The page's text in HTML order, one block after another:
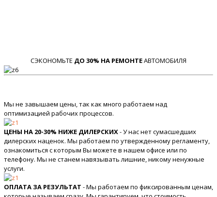
СЭКОНОМЬТЕ ДО 30% НА РЕМОНТЕАВТОМОБИЛЯ
Мы не завышаем цены, так как много работаем над
оптимизацией рабочих процессов.
ЦЕНЫ НА 20-30% НИЖЕ ДИЛЕРСКИХ- У нас нет сумасшедших
дилерских наценок. Мы работаем по утвержденному регламенту,
ознакомиться с которым Вы можете в нашем офисе или по
телефону. Мы не станем навязывать лишние, никому ненужные
услуги.
ОПЛАТА ЗА РЕЗУЛЬТАТ - Мы работаем по фиксированным ценам,